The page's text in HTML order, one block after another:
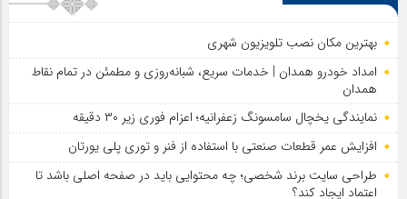
بهترین مکان نصب تلویزیون شهری
امداد خودرو همدان | خدمات سریع، شبانه‌روزی و مطمئن در تمام نقاط
همدان
نمایندگی یخچال سامسونگ زعفرانیه؛ اعزام فوری زیر ۳۰ دقیقه
افزایش عمر قطعات صنعتی با استفاده از فنر و توری پلی یورتان
طراحی سایت برند شخصی؛ چه محتوایی باید در صفحه اصلی باشد تا
اعتماد ایجاد کند؟